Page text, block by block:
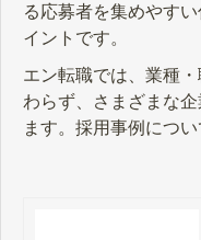
る応募者を集めやす
イントです。
エン転職では、業種
わらず、さまざまな
ます。採用事例につ